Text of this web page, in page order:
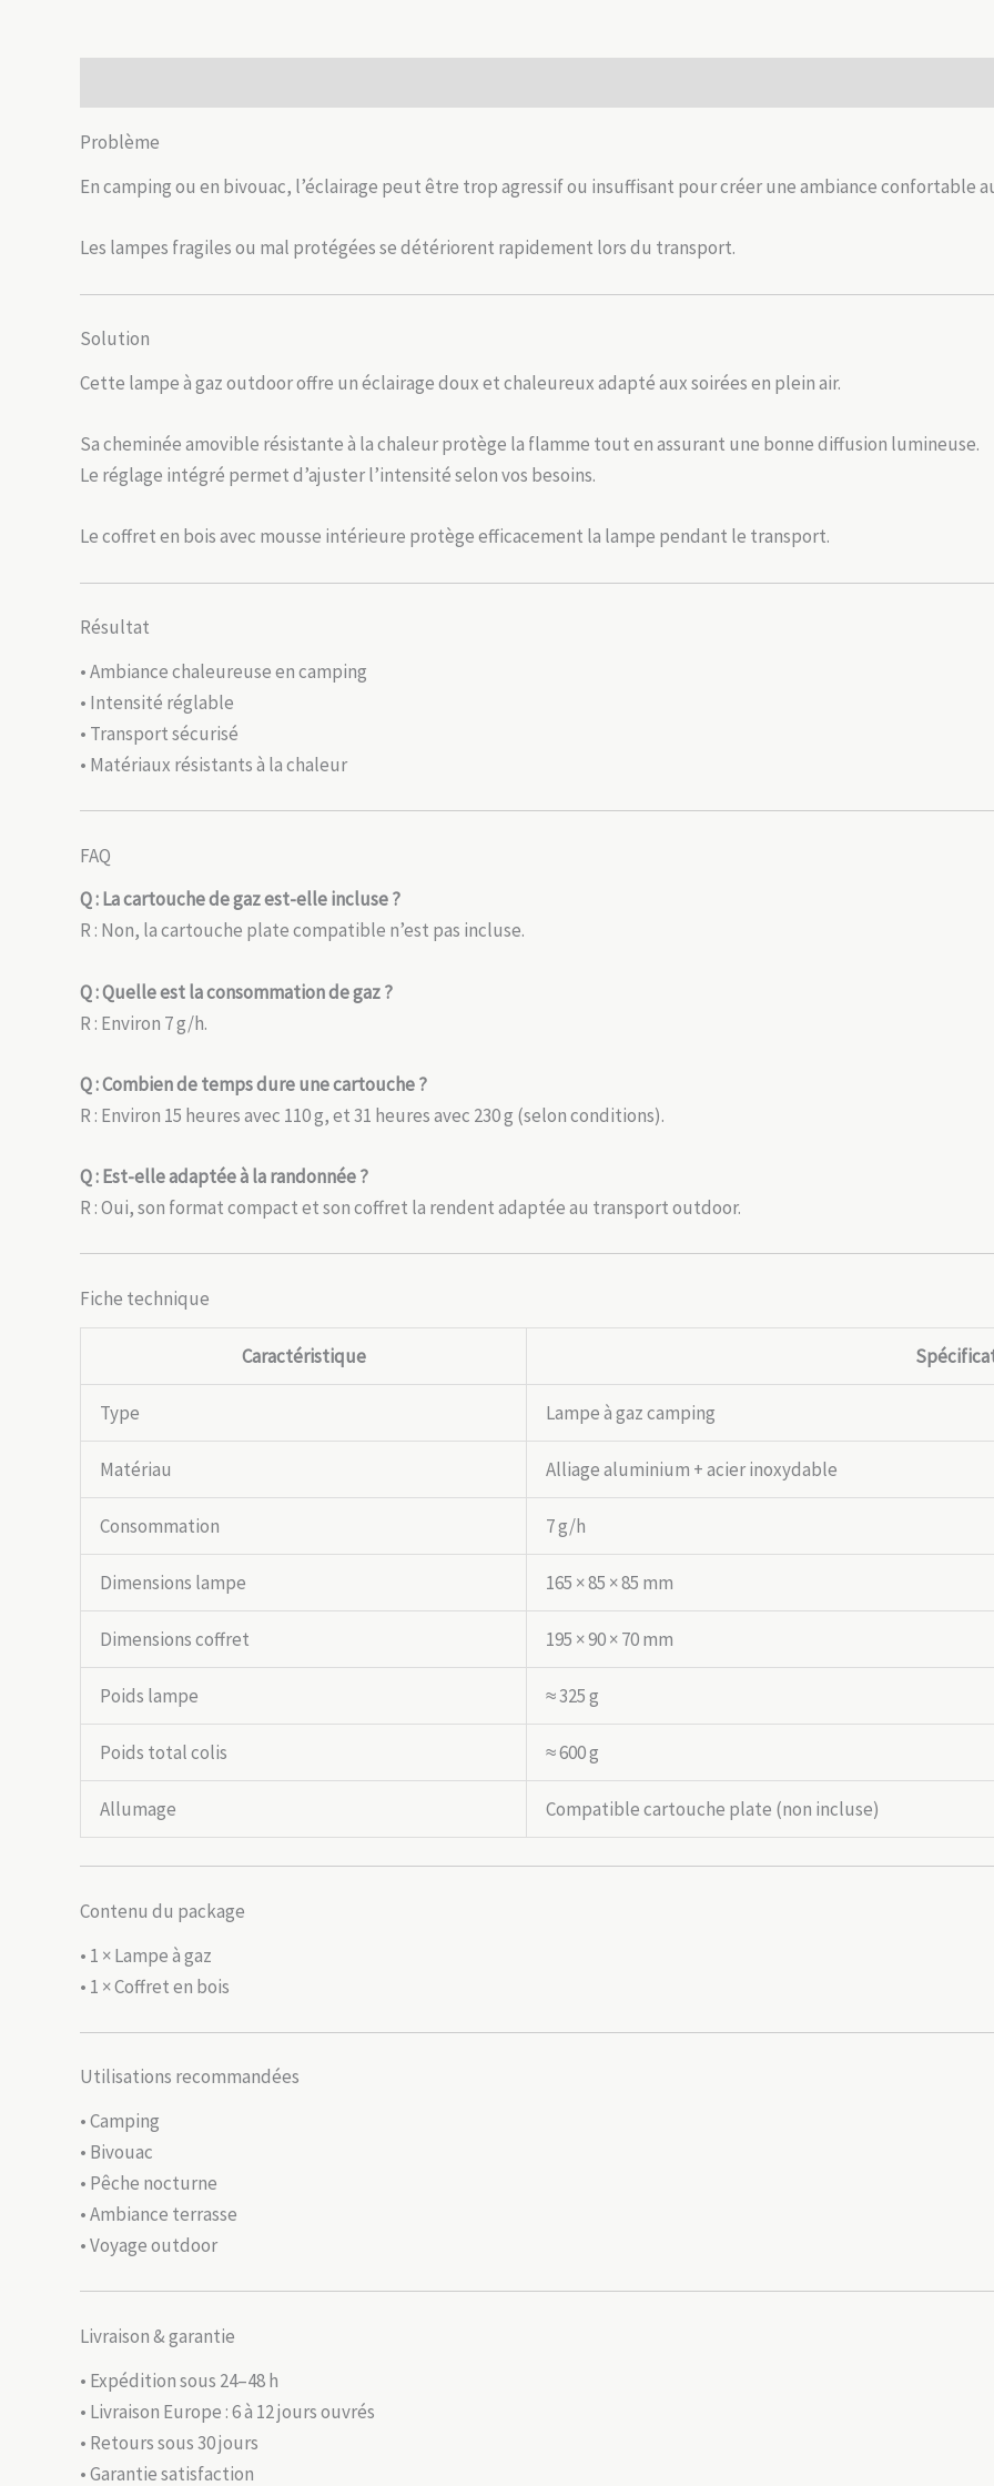
Problème
En camping ou en bivouac, l’éclairage peut être trop agressif ou insuffisant pour créer une ambiance confortable
Les lampes fragiles ou mal protégées se détériorent rapidement lors du transport.
Solution
Cette lampe à gaz outdoor offre un éclairage doux et chaleureux adapté aux soirées en plein air.
Sa cheminée amovible résistante à la chaleur protège la flamme tout en assurant une bonne diffusion lumineuse.
Le réglage intégré permet d’ajuster l’intensité selon vos besoins.
Le coffret en bois avec mousse intérieure protège efficacement la lampe pendant le transport.
Résultat
• Ambiance chaleureuse en camping
• Intensité réglable
• Transport sécurisé
• Matériaux résistants à la chaleur
FAQ
Q : La cartouche de gaz est-elle incluse ?
R : Non, la cartouche plate compatible n’est pas incluse.
Q : Quelle est la consommation de gaz ?
R : Environ 7 g/h.
Q : Combien de temps dure une cartouche ?
R : Environ 15 heures avec 110 g, et 31 heures avec 230 g (selon conditions).
Q : Est-elle adaptée à la randonnée ?
R : Oui, son format compact et son coffret la rendent adaptée au transport outdoor.
Fiche technique
Caractéristique
Type Lampe à gaz camping
Matériau Alliage aluminium + acier inoxydable
Consommation 7 g/h
Dimensions lampe 165 × 85 × 85 mm
Dimensions coffret 195 × 90 × 70 mm
Poids lampe ≈ 325 g
Poids total colis ≈ 600 g
Allumage Compatible cartouche plate (non incluse)
Contenu du package
• 1 × Lampe à gaz
• 1 × Coffret en bois
Utilisations recommandées
• Camping
• Bivouac
• Pêche nocturne
• Ambiance terrasse
• Voyage outdoor
Livraison & garantie
• Expédition sous 24–48 h
• Livraison Europe : 6 à 12 jours ouvrés
• Retours sous 30 jours
• Garantie satisfaction